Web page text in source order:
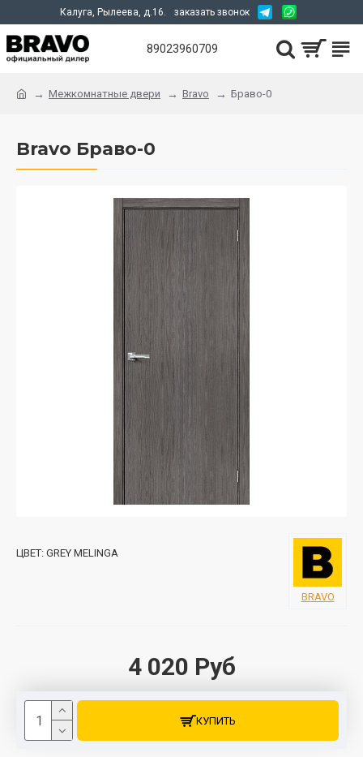
Калуга, Рылеева, д.16. заказать звонок
89023960709
Межкомнатные двери Bravo Браво-0
Bravo Браво-0
4 020 Руб
ЦВЕТ: GREY MELINGA
BRAVO
КУПИТЬ